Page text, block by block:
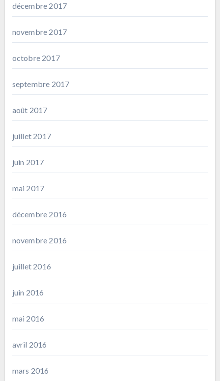
décembre 2017
novembre 2017
octobre 2017
septembre 2017
août 2017
juillet 2017
juin 2017
mai 2017
décembre 2016
novembre 2016
juillet 2016
juin 2016
mai 2016
avril 2016
mars 2016